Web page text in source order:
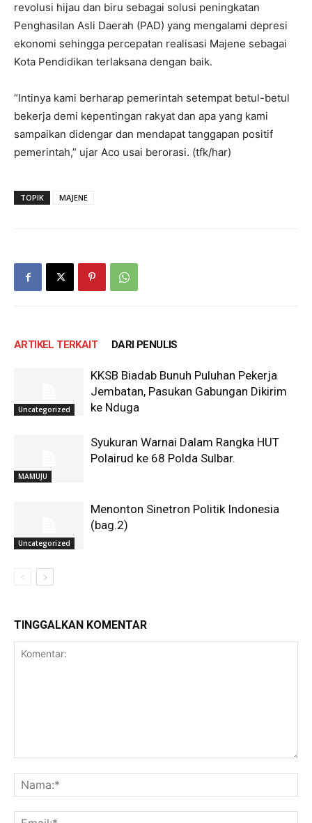
revolusi hijau dan biru sebagai solusi peningkatan
Penghasilan Asli Daerah (PAD) yang mengalami depresi
ekonomi sehingga percepatan realisasi Majene sebagai
Kota Pendidikan terlaksana dengan baik.
“Intinya kami berharap pemerintah setempat betul-betul
bekerja demi kepentingan rakyat dan apa yang kami
sampaikan didengar dan mendapat tanggapan positif
pemerintah,” ujar Aco usai berorasi. (tfk/har)
TOPIK MAJENE
ARTIKEL TERKAIT DARI PENULIS
Uncategorized
KKSB Biadab Bunuh Puluhan Pekerja
Jembatan, Pasukan Gabungan Dikirim
ke Nduga
MAMUJU
Syukuran Warnai Dalam Rangka HUT
Polairud ke 68 Polda Sulbar.
Uncategorized
Menonton Sinetron Politik Indonesia
(bag.2)
TINGGALKAN KOMENTAR